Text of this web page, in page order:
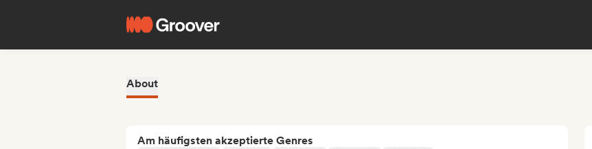
About
Am häufigsten akzeptierte Genres